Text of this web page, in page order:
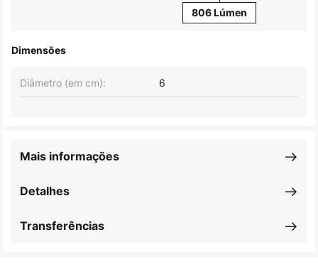
806 Lúmen
Dimensões
Diâmetro (em cm): 6
Detalhes
Mais informações
Transferências